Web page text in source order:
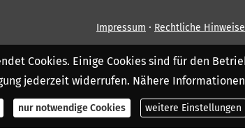
Impressum · Rechtliche Hinweise
Cookies. Einige Cookies sind für den
jederzeit widerrufen. Nähere
nur notwendige Cookies weitere Einstellungen